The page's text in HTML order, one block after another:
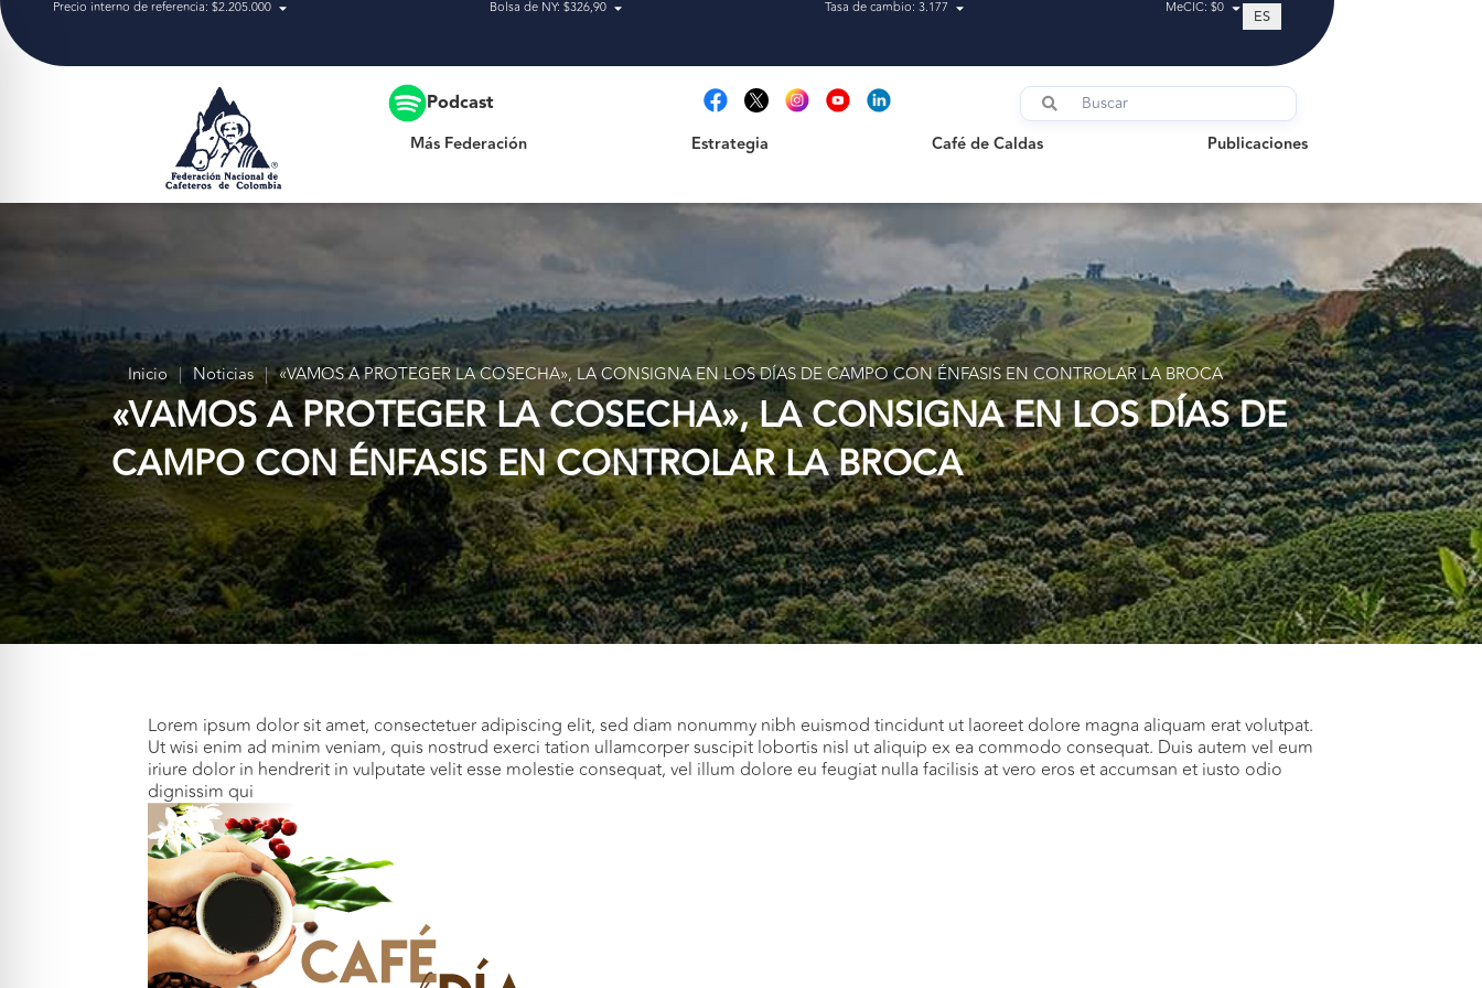
Precio interno de referencia: $2.205.000 Bolsa de NY: $326,90 Tasa de cambio: 3.177 MeCIC: $0 ES
Podcast
Más Federación Estrategia Café de Caldas Publicaciones
Publicaciones
Inicio | Noticias | «VAMOS A PROTEGER LA COSECHA», LA CONSIGNA EN LOS DÍAS DE CAMPO CON ÉNFASIS EN CONTROLAR LA BROCA
«VAMOS A PROTEGER LA COSECHA», LA CONSIGNA EN LOS DÍAS DE
CAMPO CON ÉNFASIS EN CONTROLAR LA BROCA
Lorem ipsum dolor sit amet, consectetuer adipiscing elit, sed diam nonummy nibh euismod tincidunt ut laoreet dolore magna aliquam erat volutpat.
Ut wisi enim ad minim veniam, quis nostrud exerci tation ullamcorper suscipit lobortis nisl ut aliquip ex ea commodo consequat. Duis autem vel eum
iriure dolor in hendrerit in vulputate velit esse molestie consequat, vel illum dolore eu feugiat nulla facilisis at vero eros et accumsan et iusto odio
dignissim qui